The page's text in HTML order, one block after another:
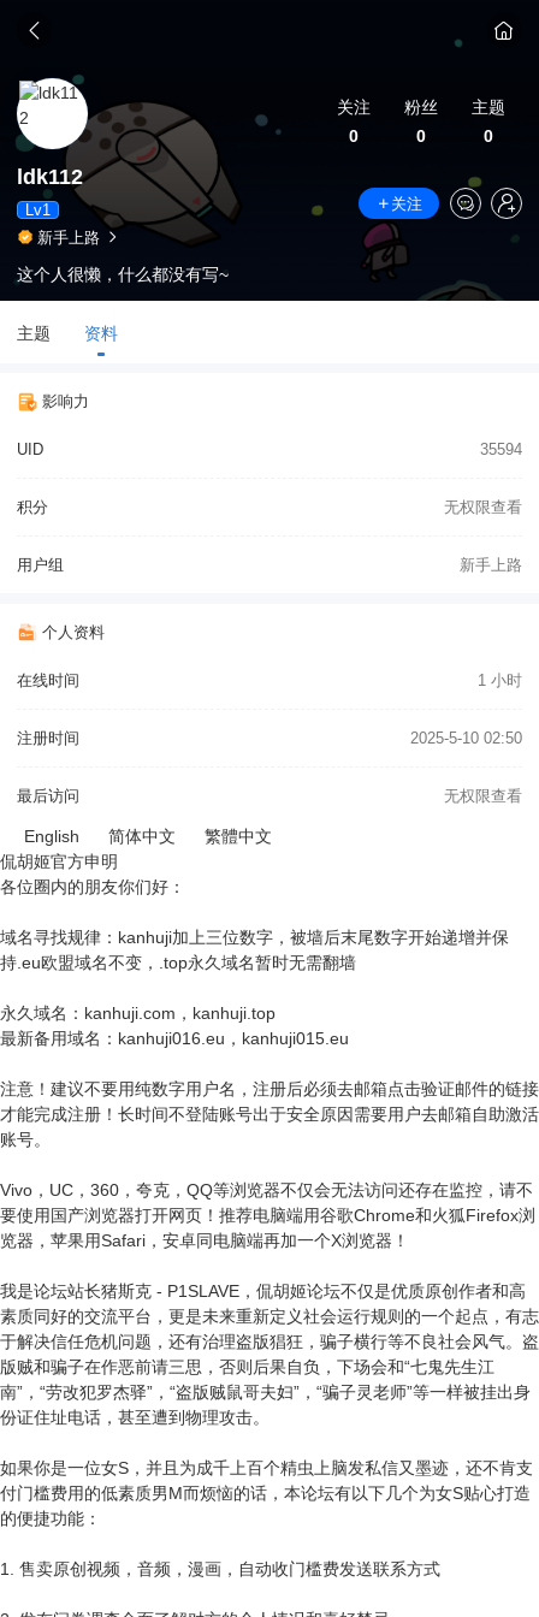
关注
0
粉丝
0
主题
0
ldk112
Lv1
关注
新手上路
这个人很懒，什么都没有写~
主题 资料
影响力
UID 35594
积分 无权限查看
用户组 新手上路
个人资料
在线时间 1 小时
注册时间 2025-5-10 02:50
最后访问 无权限查看
English 简体中文
繁體中文
侃胡姬官方申明
各位圈内的朋友你们好：
域名寻找规律：kanhuji加上三位数字，被墙后末尾数字开始递增并保
持.eu欧盟域名不变，.top永久域名暂时无需翻墙
永久域名：kanhuji.com，kanhuji.top
最新备用域名：kanhuji016.eu，kanhuji015.eu
注意！建议不要用纯数字用户名，注册后必须去邮箱点击验证邮件的链接
才能完成注册！长时间不登陆账号出于安全原因需要用户去邮箱自助激活
账号。
Vivo，UC，360，夸克，QQ等浏览器不仅会无法访问还存在监控，请不
要使用国产浏览器打开网页！推荐电脑端用谷歌Chrome和火狐Firefox浏
览器，苹果用Safari，安卓同电脑端再加一个X浏览器！
我是论坛站长猪斯克 - P1SLAVE，侃胡姬论坛不仅是优质原创作者和高
素质同好的交流平台，更是未来重新定义社会运行规则的一个起点，有志
于解决信任危机问题，还有治理盗版猖狂，骗子横行等不良社会风气。盗
版贼和骗子在作恶前请三思，否则后果自负，下场会和“七鬼先生江
南”，“劳改犯罗杰驿”，“盗版贼鼠哥夫妇”，“骗子灵老师”等一样被挂出身
份证住址电话，甚至遭到物理攻击。
如果你是一位女S，并且为成千上百个精虫上脑发私信又墨迹，还不肯支
付门槛费用的低素质男M而烦恼的话，本论坛有以下几个为女S贴心打造
的便捷功能：
1. 售卖原创视频，音频，漫画，自动收门槛费发送联系方式